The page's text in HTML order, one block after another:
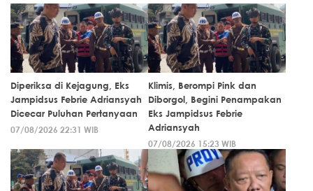
Diperiksa di Kejagung, Eks
Jampidsus Febrie Adriansyah
Dicecar Puluhan Pertanyaan
07/08/2026 22:31 WIB
Klimis, Berompi Pink dan
Diborgol, Begini Penampakan
Eks Jampidsus Febrie
Adriansyah
07/08/2026 15:23 WIB